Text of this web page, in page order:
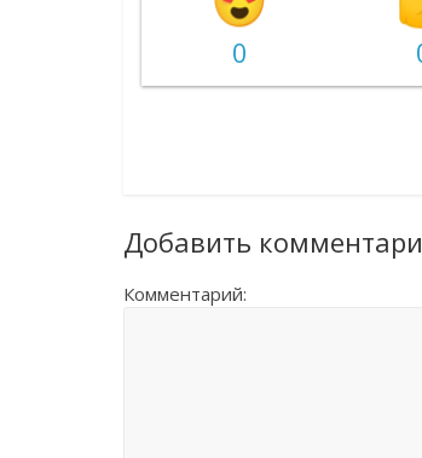
0
Добавить
Комментарий: